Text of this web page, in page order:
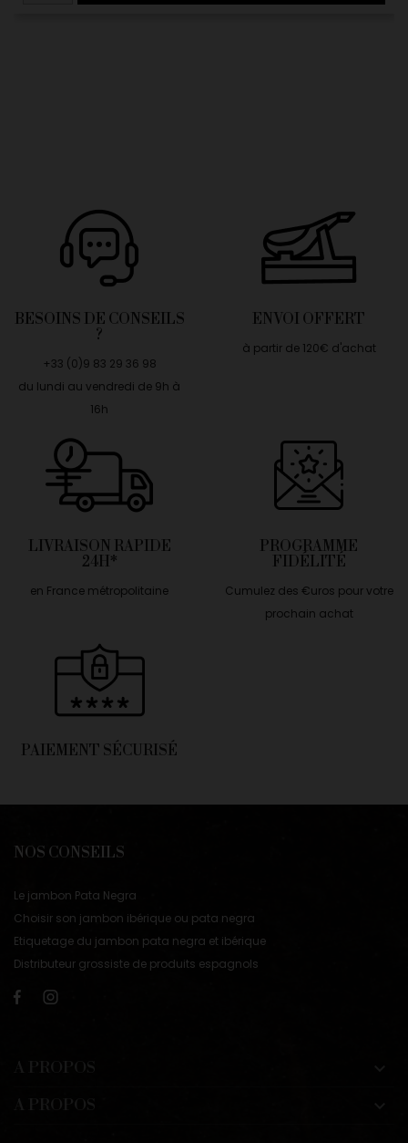
BESOINS DE CONSEILS
?
+33 (0)9 83 29 36 98
du lundi au vendredi de 9h à
16h
ENVOI OFFERT
à partir de 120€ d'achat
LIVRAISON RAPIDE
24H*
en France métropolitaine
PROGRAMME
FIDÉLITÉ
Cumulez des €uros pour votre
prochain achat
PAIEMENT SÉCURISÉ
NOS CONSEILS
Le jambon Pata Negra
Choisir son jambon ibérique ou pata negra
Etiquetage du jambon pata negra et ibérique
Distributeur grossiste de produits espagnols